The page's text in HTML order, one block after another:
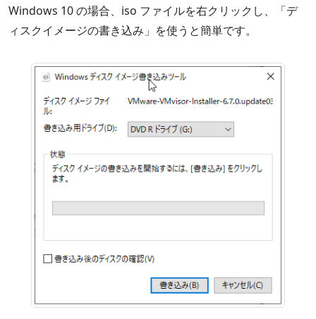
Windows 10 の場合、iso ファイルを右クリックし、「デ
ィスクイメージの書き込み」を使うと簡単です。